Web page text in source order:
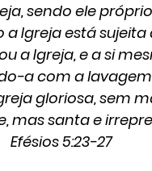
sendo ele
a Igreja está sujeita
a Igreja, e a si
a com a
gloriosa, sem
mas santa e
Efésios 5:23-27